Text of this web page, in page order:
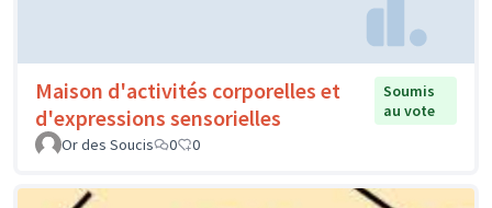
Maison d'activités corporelles et
d'expressions sensorielles
Soumis
au vote
Or des Soucis
0 0